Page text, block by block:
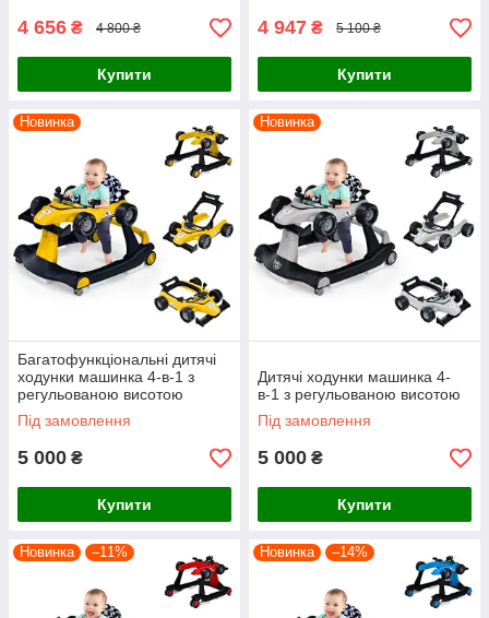
4 656 ₴ 4 800 ₴
Купити
4 947 ₴ 5 100 ₴
Купити
Новинка
Багатофункціональні дитячі
ходунки машинка 4-в-1 з
регульованою висотою
Під замовлення
5 000 ₴
Купити
Новинка
Дитячі ходунки машинка 4-
в-1 з регульованою висотою
Під замовлення
5 000 ₴
Купити
Новинка –11% Новинка –14%